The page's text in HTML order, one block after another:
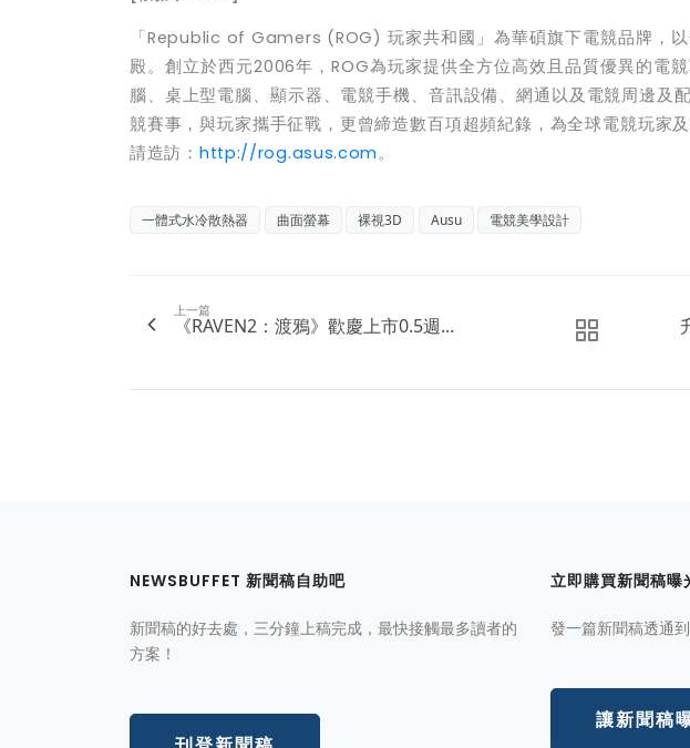
「Republic of Gamers (ROG) 玩家共和國」為華碩旗下電競品牌，
殿。創立於西元2006年，ROG為玩家提供全方位高效且品質優異的電
腦、桌上型電腦、顯示器、電競手機、音訊設備、網通以及電競周邊及
競賽事，與玩家攜手征戰，更曾締造數百項超頻紀錄，為全球電競玩家
請造訪： http://rog.asus.com。
一體式水冷散熱器 曲面螢幕 裸視3D Ausu 電競美學設計
上一篇
《RAVEN2：渡鴉》歡慶上市0.5週...
NEWSBUFFET 新聞稿自助吧
新聞稿的好去處，三分鐘上稿完成，最快接觸最多讀者的
方案！
立即購買新聞稿曝
發一篇新聞稿透通
讓新聞稿